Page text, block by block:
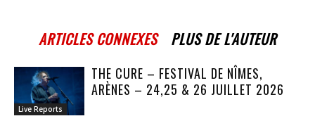
ARTICLES CONNEXES PLUS DE L'AUTEUR
Live Reports
THE CURE – FESTIVAL DE NÎMES,
ARÈNES – 24,25 & 26 JUILLET 2026